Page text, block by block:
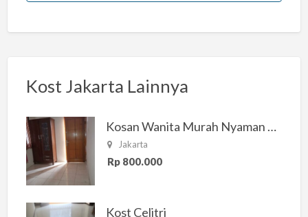
Kost Jakarta Lainnya
Kosan Wanita Murah Nyaman di Jakarta Selatan
Jakarta
Rp 800.000
Kost Celitri